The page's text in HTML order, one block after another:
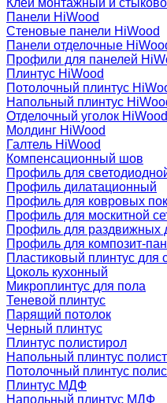
Клей монтажный и
Панели HiWood
Стеновые панели HiWood
Панели отделочные
Профили для панелей
Плинтус HiWood
Потолочный плинтус
Напольный плинтус
Отделочный уголок HiWood
Молдинг HiWood
Галтель HiWood
Компенсационный шов
Профиль для
Профиль дилатационный
Профиль для ковровых
Профиль для москитной
Профиль для раздвижных
Профиль для композит-
Пластиковый плинтус для
Цоколь кухонный
Микроплинтус для пола
Теневой плинтус
Парящий потолок
Черный плинтус
Плинтус полистирол
Напольный плинтус
Потолочный плинтус
Плинтус МДФ
Напольный плинтус МДФ